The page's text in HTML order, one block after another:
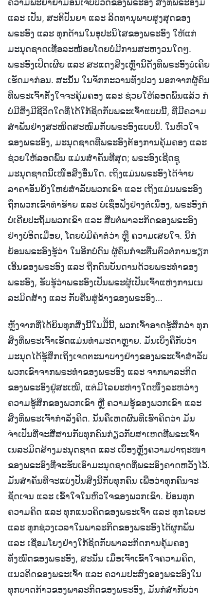
ແລະ ເປັນ, ສະຕິປັນຍາ ແລະ ລິດທານຸພາບສູງສຸດຂອງ
ພຣະອົງ ແລະ ທຸກດ້ານໃນອຸປະນິໄສຂອງພຣະອົງ ໃຫ້ແກ່
ມະນຸດຊາດເທື່ອລະໜ້ອຍໂດຍບໍ່ມີການສະຫງວນໃດໆ.
ພຣະອົງເປີດເຜີຍ ແລະ ສະແດງສິ່ງເຫຼົ່ານີ້ດັ່ງທີ່ພຣະອົງບໍ່ເຄີຍ
ເຮັດມາກ່ອນ. ສະນັ້ນ ໃນຈັກກະວານທັງປວງ ນອກຈາກຜູ້ຄົນ
ທີ່ພຣະເຈົ້າຕັ້ງໃຈຈະຄຸ້ມຄອງ ແລະ ຊ່ວຍໃຫ້ລອດພົ້ນແລ້ວ ກໍ
ບໍ່ມີສິ່ງມີຊີວິດໃດທີ່ໄດ້ໃກ້ຊິດກັບພຣະເຈົ້າແບບນີ້, ທີ່ມີຄວາມ
ສຳພັນຢ່າງສະໜິດສະໜົມກັບພຣະອົງແບບນີ້. ໃນຫົວໃຈ
ຂອງພຣະອົງ, ມະນຸດຊາດທີ່ພຣະອົງຕ້ອງການຄຸ້ມຄອງ ແລະ
ຊ່ວຍໃຫ້ລອດພົ້ນ ແມ່ນສຳຄັນທີ່ສຸດ; ພຣະອົງເຊີດຊູ
ມະນຸດຊາດນີ້ເໜືອສິ່ງອື່ນໃດ. ເຖິງແມ່ນພຣະອົງໄດ້ຈ່າຍ
ລາຄາອັນຍິ່ງໃຫຍ່ສຳລັບພວກເຂົາ ແລະ ເຖິງແມ່ນພຣະອົງ
ຖືກພວກເຂົາທຳຮ້າຍ ແລະ ບໍ່ເຊື່ອຟັງຢ່າງຕໍ່ເນື່ອງ, ພຣະອົງກໍ
ບໍ່ເຄີຍປະຖິ້ມພວກເຂົາ ແລະ ສືບຕໍ່ພາລະກິດຂອງພຣະອົງ
ຢ່າງບໍ່ອິດເມື່ອຍ, ໂດຍບໍ່ມີຄຳຕໍ່ວ່າ ຫຼື ຄວາມເສຍໃຈ. ນີ້ກໍ
ຍ້ອນພຣະອົງຮູ້ວ່າ ໃນອີກບໍ່ດົນ ຜູ້ຄົນກໍຈະຕື່ນຕົວຕໍ່ການຮຽກ
ເອີ້ນຂອງພຣະອົງ ແລະ ຖືກດົນບັນດານດ້ວຍພຣະທຳຂອງ
ພຣະອົງ, ຮັບຮູ້ວ່າພຣະອົງເປັນພຣະຜູ້ເປັນເຈົ້າແຫ່ງການເນ
ລະມິດສ້າງ ແລະ ກັບຄືນສູ່ຂ້າງຂອງພຣະອົງ...
ຫຼັງຈາກທີ່ໄດ້ຍິນທຸກສິ່ງນີ້ໃນມື້ນີ້, ພວກເຈົ້າອາດຮູ້ສຶກວ່າ ທຸກ
ສິ່ງທີ່ພຣະເຈົ້າເຮັດແມ່ນທຳມະດາຫຼາຍ. ມັນເບິ່ງຄືກັບວ່າ
ມະນຸດໄດ້ຮູ້ສຶກເຖິງເຈດຕະນາບາງຢ່າງຂອງພຣະເຈົ້າສຳລັບ
ພວກເຂົາຈາກພຣະທຳຂອງພຣະອົງ ແລະ ຈາກພາລະກິດ
ຂອງພຣະອົງຢູ່ສະເໝີ, ແຕ່ມີໄລຍະຫ່າງໃດໜຶ່ງລະຫວ່າງ
ຄວາມຮູ້ສຶກຂອງພວກເຂົາ ຫຼື ຄວາມຮູ້ຂອງພວກເຂົາ ແລະ
ສິ່ງທີ່ພຣະເຈົ້າກຳລັງຄິດ. ນັ້ນຄືເຫດຜົນທີ່ເຮົາຄິດວ່າ ມັນ
ຈຳເປັນທີ່ຈະສື່ສານກັບທຸກຄົນກ່ຽວກັບສາເຫດທີ່ພຣະເຈົ້າ
ເນລະມິດສ້າງມະນຸດຊາດ ແລະ ເບື້ອງຫຼັງຄວາມປາຖະໜາ
ຂອງພຣະອົງທີ່ຈະຮັບເອົາມະນຸດຊາດທີ່ພຣະອົງຄາດຫວັງໄວ້.
ມັນສຳຄັນທີ່ຈະແບ່ງປັນສິ່ງນີ້ກັບທຸກຄົນ ເພື່ອວ່າທຸກຄົນຈະ
ຊັດເຈນ ແລະ ເຂົ້າໃຈໃນຫົວໃຈຂອງພວກເຂົາ. ຍ້ອນທຸກ
ຄວາມຄິດ ແລະ ທຸກແນວຄິດຂອງພຣະເຈົ້າ ແລະ ທຸກໄລຍະ
ແລະ ທຸກຊ່ວງເວລາໃນພາລະກິດຂອງພຣະອົງໄດ້ຜູກພັນ
ແລະ ເຊື່ອມໂຍງຢ່າງໃກ້ຊິດກັບພາລະກິດການຄຸ້ມຄອງ
ທັງໝົດຂອງພຣະອົງ, ສະນັ້ນ ເມື່ອເຈົ້າເຂົ້າໃຈຄວາມຄິດ,
ແນວຄິດຂອງພຣະເຈົ້າ ແລະ ຄວາມປະສົງຂອງພຣະອົງໃນ
ທຸກບາດກ້າວຂອງພາລະກິດຂອງພຣະອົງ, ມັນກໍສໍ່າກັບວ່າ